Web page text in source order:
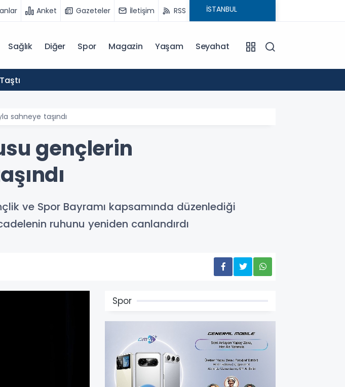
Anket Gazeteler İletişim RSS
Sağlık Diğer Spor Magazin Yaşam Seyahat
sahneye taşındı
gençlerin
ve Spor Bayramı kapsamında düzenlediği
ruhunu yeniden canlandırdı
Spor